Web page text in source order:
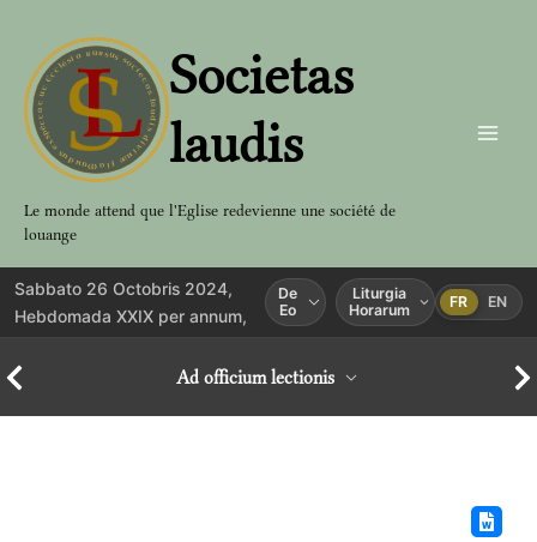
contenu
Societas
laudis
Le monde attend que l'Eglise redevienne une société de
louange
Sabbato 26 Octobris 2024,
Hebdomada XXIX per annum,
De
Eo
Liturgia
Horarum
FR EN
Ad officium lectionis